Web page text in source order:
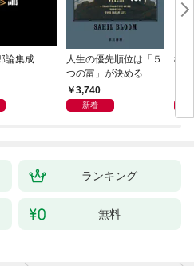
論集成
人生の優先順位は「５
つの富」が決める
3,740
新着
極
ランキング
無料